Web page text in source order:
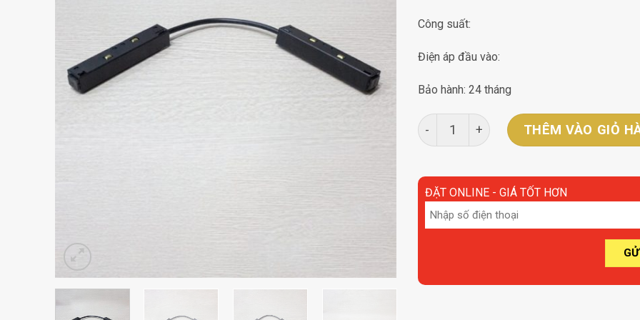
Công suất:
Điện áp đầu vào:
Bảo hành: 24 tháng
Nối nguồn góc ray nam châm âm trần
THÊM VÀO GIỎ
ĐẶT ONLINE - GIÁ TỐT HƠN